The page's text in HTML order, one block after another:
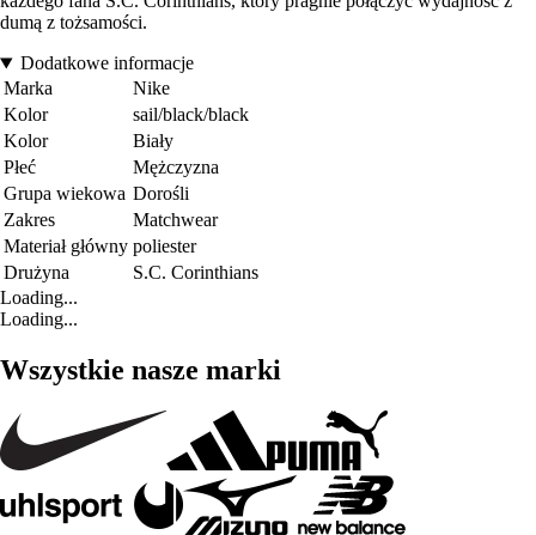
dumą z tożsamości.
Dodatkowe informacje
Marka
Nike
Kolor
sail/black/black
Kolor
Biały
Płeć
Mężczyzna
Grupa wiekowa Dorośli
Zakres
Matchwear
Materiał główny poliester
Drużyna
S.C. Corinthians
Loading...
Loading...
Wszystkie nasze marki